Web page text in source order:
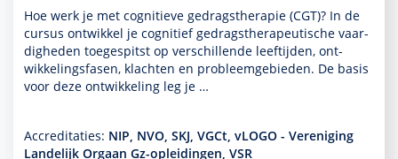
Hoe werk je met cogni­tieve gedrags­thera­pie (CGT)? In de
cursus ontwik­kel je cognitief gedrags­thera­peu­tische vaar­
dig­heden toegespitst op ver­schil­lende leeftijden, ont­
wikke­lingsfasen, klachten en probleemgebieden. De basis
voor deze ont­wikke­ling leg je …
Accreditaties: NIP, NVO, SKJ, VGCt, vLOGO - Vereniging
Landelijk Orgaan Gz-opleidingen, VSR